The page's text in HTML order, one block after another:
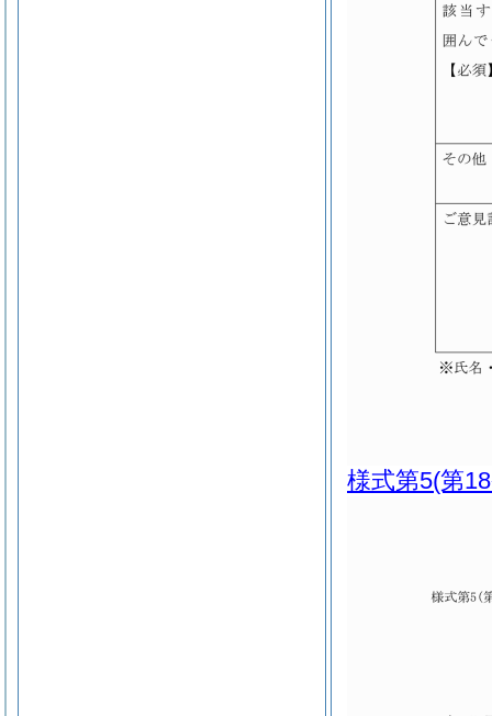
様式第5(第